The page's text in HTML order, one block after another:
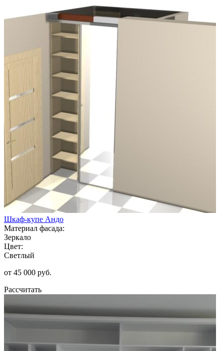
Шкаф-купе Андо
Материал фасада:
Зеркало
Цвет:
Светлый
от 45 000 руб.
Рассчитать